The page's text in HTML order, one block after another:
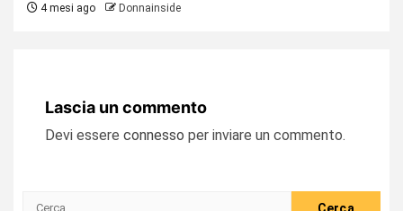
4 mesi ago Donnainside
Lascia un commento
Devi essere connesso per inviare un commento.
Ricerca